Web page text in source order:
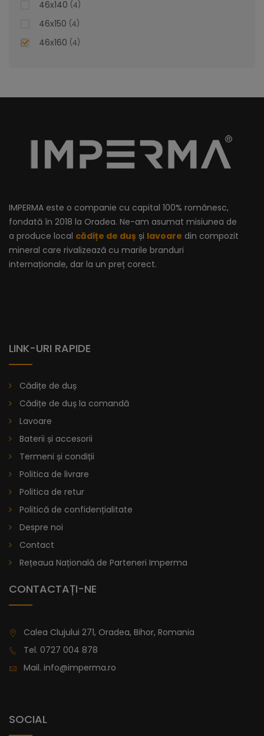
Lavoar Suspendat Bianca – Estetica și Funcționalitate
Personalizată
de design personalizabil ce îmbină eleganța cu utilitatea.
finisajele impecabile ale acestui produs.
lei
Lavoar Cu Bordură - Vitoria
De la914,11 lei
46x140 4
46x150 4
46x160 4
IMPERMA este o companie cu capital 100% românesc,
fondată în 2018 la Oradea. Ne-am asumat misiunea de
a produce local cădițe de duș și lavoare din compozit
mineral care rivalizează cu marile branduri
internaționale, dar la un preț corect.
LINK-URI RAPIDE
Cădițe de duș
Cădițe de duș la comandă
Lavoare
Baterii și accesorii
Termeni și condiții
Politica de livrare
Politica de retur
Politică de confidențialitate
Despre noi
Contact
Rețeaua Națională de Parteneri Imperma
CONTACTAȚI-NE
Calea Clujului 271, Oradea, Bihor, Romania
Tel. 0727 004 878
Mail. info@imperma.ro
SOCIAL